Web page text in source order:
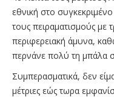
εθνική στο συγκεκριμένο
τους πειραματισμούς με
περιφερειακή άμυνα,
περνάνε πολύ τη μπάλα
Συμπερασματικά, δεν
μέτριες εώς τωρα